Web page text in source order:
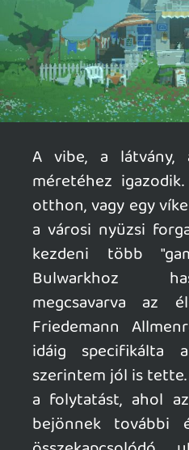
jelentkezned!
mcmacko 2026.05.21 14:43:35
Az egész utca a tiéd. 🙂